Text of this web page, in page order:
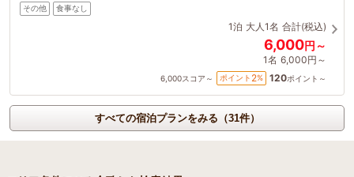
その他 食事なし
1泊 大人1名 合計(税込)
6,000円～
1名 6,000円～
6,000スコア～ ポイント 2% 120ポイント～
すべての宿泊プランをみる（31件）